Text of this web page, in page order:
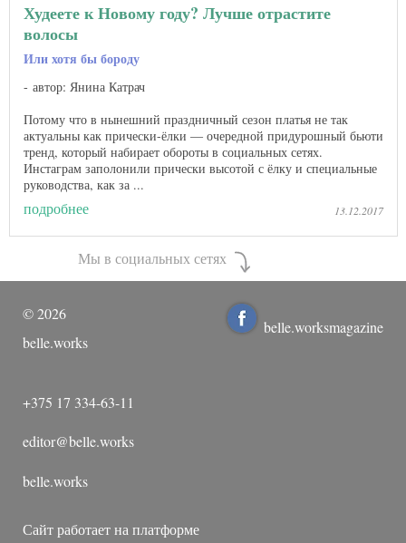
Худеете к Новому году? Лучше отрастите
волосы
Или хотя бы бороду
автор: Янина Катрач
Потому что в нынешний праздничный сезон платья не так
актуальны как прически-ёлки — очередной придурошный бьюти
тренд, который набирает обороты в социальных сетях.
Инстаграм заполонили прически высотой с ёлку и специальные
руководства, как за ...
подробнее 13.12.2017
©2026
belle.works
+375 17 334-63-11
editor@belle.works
belle.works
Сайт работает на платформе
Мы в социальных сетях
belle.worksmagazine